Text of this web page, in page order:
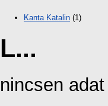
Kanta Katalin (1)
L...
nincsen